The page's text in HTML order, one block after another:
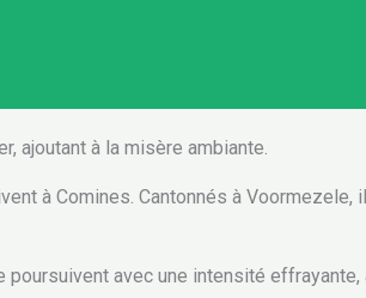
ajoutant à la misère ambiante.
à Comines. Cantonnés à
avec une intensité